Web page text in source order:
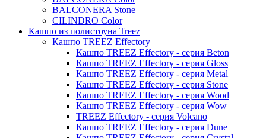
BALCONERA Stone
CILINDRO Color
Кашпо из полистоуна Treez
Кашпо TREEZ Effectory
Кашпо TREEZ Effectory - серия Beton
Кашпо TREEZ Effectory - серия Gloss
Кашпо TREEZ Effectory - серия Metal
Кашпо TREEZ Effectory - серия Stone
Кашпо TREEZ Effectory - серия Wood
Кашпо TREEZ Effectory - серия Wow
TREEZ Effectory - серия Volcano
Кашпо TREEZ Effectory - серия Dune